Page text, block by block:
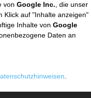
von Google Inc. , die unser
Klick auf "Inhalte anzeigen"
Inhalte von Google
Daten an